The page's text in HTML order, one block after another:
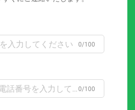
0/100
0/100